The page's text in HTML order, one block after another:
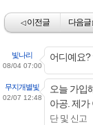
◁이전글 다음글
빛나리
08/04 07:00
어디예요?
무지개별빛
02/07 12:48
오늘 가입
아공. 제가
단 및 신고